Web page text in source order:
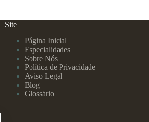
Site
Página Inicial
Especialidades
Sobre Nós
Política de Privacidade
Aviso Legal
Blog
Glossário